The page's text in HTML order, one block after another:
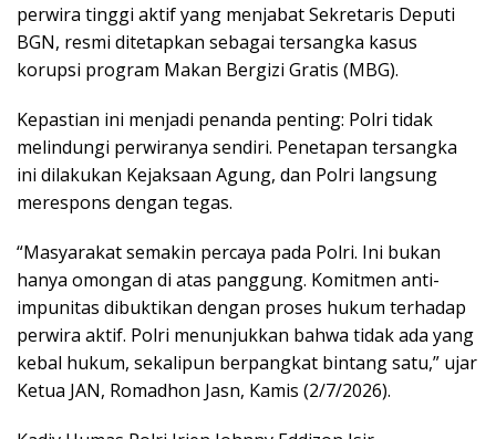
perwira tinggi aktif yang menjabat Sekretaris Deputi
BGN, resmi ditetapkan sebagai tersangka kasus
korupsi program Makan Bergizi Gratis (MBG).
Kepastian ini menjadi penanda penting: Polri tidak
melindungi perwiranya sendiri. Penetapan tersangka
ini dilakukan Kejaksaan Agung, dan Polri langsung
merespons dengan tegas.
“Masyarakat semakin percaya pada Polri. Ini bukan
hanya omongan di atas panggung. Komitmen anti-
impunitas dibuktikan dengan proses hukum terhadap
perwira aktif. Polri menunjukkan bahwa tidak ada yang
kebal hukum, sekalipun berpangkat bintang satu,” ujar
Ketua JAN, Romadhon Jasn, Kamis (2/7/2026).